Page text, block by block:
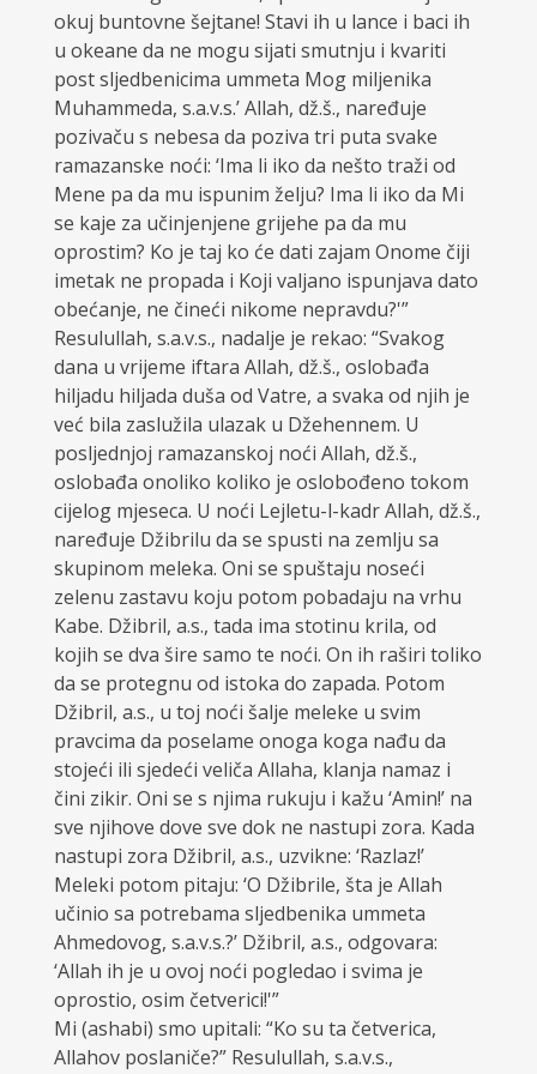
okuj buntovne šejtane! Stavi ih u lance i baci ih
u okeane da ne mogu sijati smutnju i kvariti
post sljedbenicima ummeta Mog miljenika
Muhammeda, s.a.v.s.’ Allah, dž.š., naređuje
pozivaču s nebesa da poziva tri puta svake
ramazanske noći: ‘Ima li iko da nešto traži od
Mene pa da mu ispunim želju? Ima li iko da Mi
se kaje za učinjenjene grijehe pa da mu
oprostim? Ko je taj ko će dati zajam Onome čiji
imetak ne propada i Koji valjano ispunjava dato
obećanje, ne čineći nikome nepravdu?'”
Resulullah, s.a.v.s., nadalje je rekao: “Svakog
dana u vrijeme iftara Allah, dž.š., oslobađa
hiljadu hiljada duša od Vatre, a svaka od njih je
već bila zaslužila ulazak u Džehennem. U
posljednjoj ramazanskoj noći Allah, dž.š.,
oslobađa onoliko koliko je oslobođeno tokom
cijelog mjeseca. U noći Lejletu-l-kadr Allah, dž.š.,
naređuje Džibrilu da se spusti na zemlju sa
skupinom meleka. Oni se spuštaju noseći
zelenu zastavu koju potom pobadaju na vrhu
Kabe. Džibril, a.s., tada ima stotinu krila, od
kojih se dva šire samo te noći. On ih raširi toliko
da se protegnu od istoka do zapada. Potom
Džibril, a.s., u toj noći šalje meleke u svim
pravcima da poselame onoga koga nađu da
stojeći ili sjedeći veliča Allaha, klanja namaz i
čini zikir. Oni se s njima rukuju i kažu ‘Amin!’ na
sve njihove dove sve dok ne nastupi zora. Kada
nastupi zora Džibril, a.s., uzvikne: ‘Razlaz!’
Meleki potom pitaju: ‘O Džibrile, šta je Allah
učinio sa potrebama sljedbenika ummeta
Ahmedovog, s.a.v.s.?’ Džibril, a.s., odgovara:
‘Allah ih je u ovoj noći pogledao i svima je
oprostio, osim četverici!'”
Mi (ashabi) smo upitali: “Ko su ta četverica,
Allahov poslaniče?” Resulullah, s.a.v.s.,